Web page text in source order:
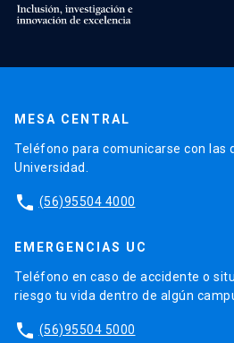
MESA CENTRAL
Teléfono para comunicarse con las
Universidad.
phone (56)95504 4000
EMERGENCIAS UC
Teléfono en caso de accidente o
riesgo tu vida dentro de algún
phone (56)95504 5000